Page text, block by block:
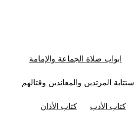
ابواب صلاة الجماعة والإمامة
المرتدين والمعاندين وقتالهم
كتاب الأدب كتاب الأذان